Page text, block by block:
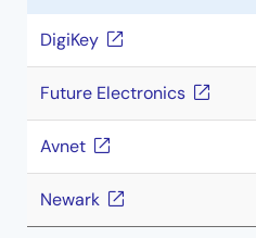
DigiKey
Future Electronics
Avnet
Newark